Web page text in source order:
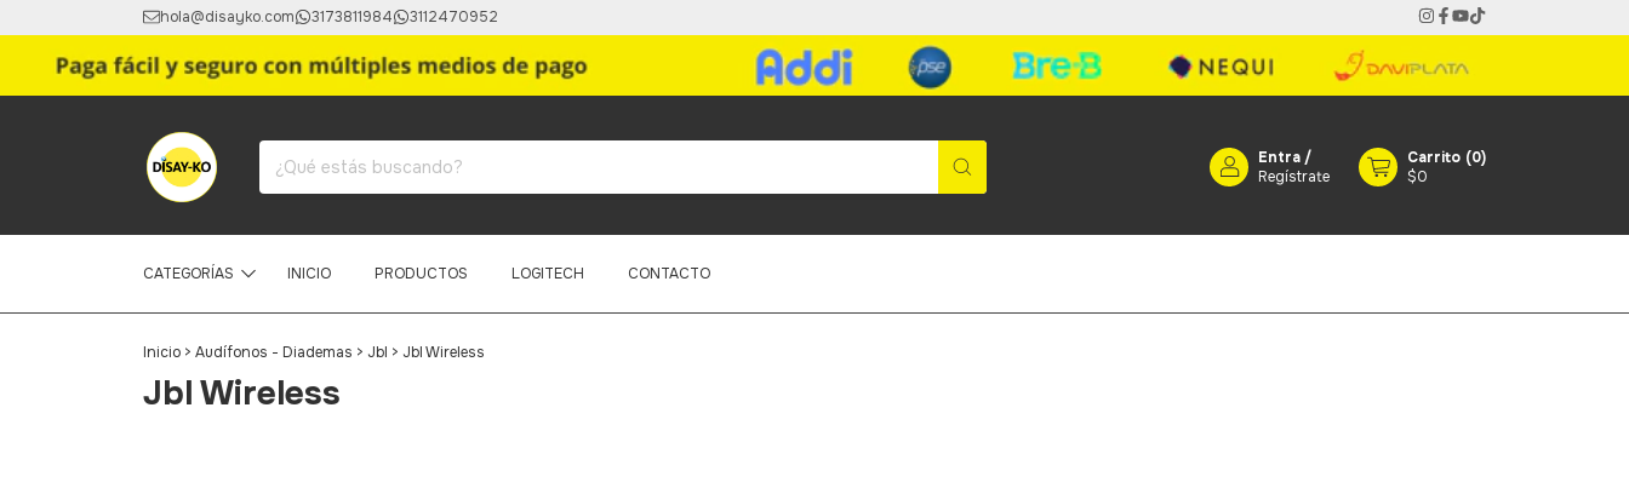
hola@disayko.com 3173811984 3112470952
Entra /
Regístrate
Carrito (0)
$0
CATEGORÍAS INICIO PRODUCTOS LOGITECH CONTACTO
Inicio > Audífonos - Diademas > Jbl > Jbl Wireless
Jbl Wireless